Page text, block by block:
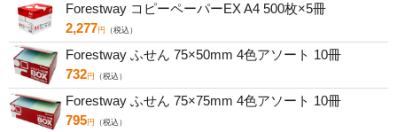
Forestway コピーペーパーEX A4 500枚×5冊
2,277円 （税込）
Forestway ふせん 75×50mm 4色アソート 10冊
732円 （税込）
Forestway ふせん 75×75mm 4色アソート 10冊
795円 （税込）